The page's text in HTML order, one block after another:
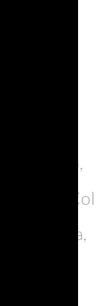
25
Spinato,
Col
La Marca,
Rughe,